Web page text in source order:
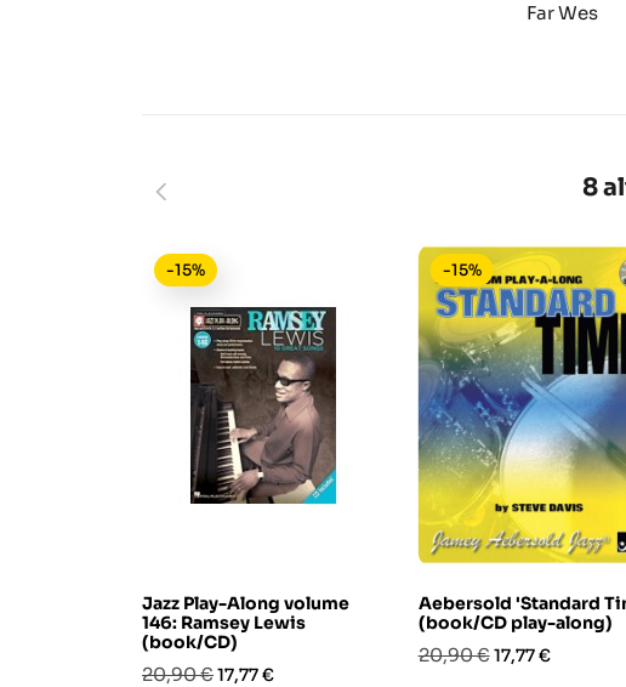
Far Wes
8
Jazz Play-Along volume
146: Ramsey Lewis
(book/CD)
Prezzo
20,90 €Prezzo
17,77 €
-15%
Aebersold 'Standard
(book/CD play-along)
Prezzo
20,90 €Prezzo
17,77 €
-15%